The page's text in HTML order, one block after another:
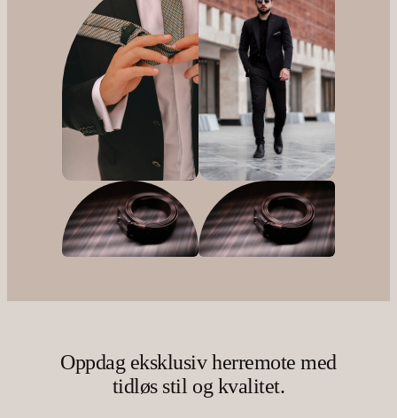
Oppdag eksklusiv herremote med
tidløs stil og kvalitet.